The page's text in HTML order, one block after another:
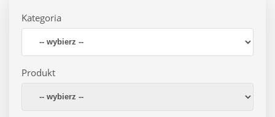
Kategoria
Produkt